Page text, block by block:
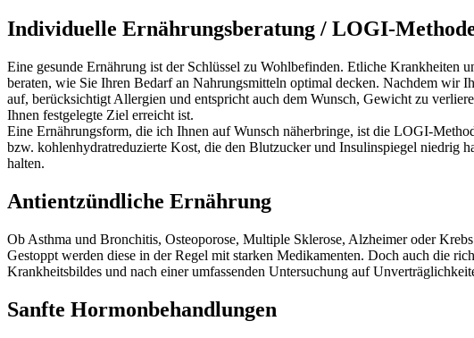
Individuelle Ernährungsberatung / LOGI-
Eine gesunde Ernährung ist der Schlüssel zu Wohlbefinden. Etliche
beraten, wie Sie Ihren Bedarf an Nahrungsmitteln optimal decken. Nachdem wir
auf, berücksichtigt Allergien und entspricht auch dem Wunsch, Gewicht zu
Ihnen festgelegte Ziel erreicht ist.
Eine Ernährungsform, die ich Ihnen auf Wunsch näherbringe, ist die LOGI-
bzw. kohlenhydratreduzierte Kost, die den Blutzucker und Insulinspiegel niedrig
halten.
Antientzündliche Ernährung
Ob Asthma und Bronchitis, Osteoporose, Multiple Sklerose, Alzheimer oder
Gestoppt werden diese in der Regel mit starken Medikamenten. Doch auch die
Krankheitsbildes und nach einer umfassenden Untersuchung auf
Sanfte Hormonbehandlungen